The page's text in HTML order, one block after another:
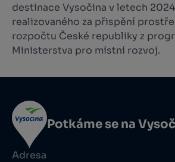
destinace Vysočina v letech
realizovaného za přispění
rozpočtu České republiky z
Ministerstva pro místní rozvoj.
Potkáme se na
Adresa